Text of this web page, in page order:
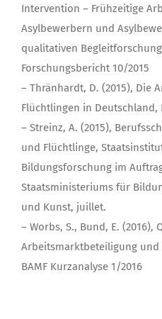
Intervention – Frühzeitige
Asylbewerbern und
qualitativen
Forschungsbericht 10/2015
– Thränhardt, D. (2015), Die
Flüchtlingen in Deutschland,
– Streinz, A. (2015),
und Flüchtlinge,
Bildungsforschung im
Staatsministeriums für
und Kunst, juillet.
– Worbs, S., Bund, E.
Arbeitsmarktbeteiligung
BAMF Kurzanalyse 1/2016